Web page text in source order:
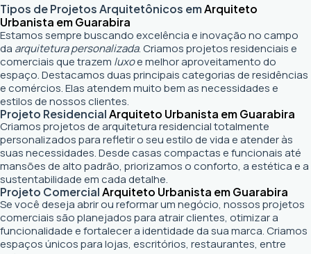
Tipos de Projetos Arquitetônicos emArquiteto
Urbanista em Guarabira
Estamos sempre buscando excelência e inovação no campo
da arquitetura personalizada. Criamos projetos residenciais e
comerciais que trazem luxoe melhor aproveitamento do
espaço. Destacamos duas principais categorias de residências
e comércios. Elas atendem muito bem as necessidades e
estilos de nossos clientes.
Projeto ResidencialArquiteto Urbanista em Guarabira
Criamos projetos de arquitetura residencial totalmente
personalizados para refletir o seu estilo de vida e atender às
suas necessidades. Desde casas compactas e funcionais até
mansões de alto padrão, priorizamos o conforto, a estética e a
sustentabilidade em cada detalhe.
Projeto ComercialArquiteto Urbanista em Guarabira
Se você deseja abrir ou reformar um negócio, nossos projetos
comerciais são planejados para atrair clientes, otimizar a
funcionalidade e fortalecer a identidade da sua marca. Criamos
espaços únicos para lojas, escritórios, restaurantes, entre